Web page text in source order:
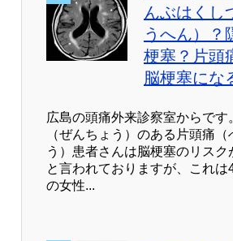
んぶはくし
うへん）？
梗塞？片頭
脳梗塞にな
広島の頭痛外来診察室からです
（ぜんちょう）のある片頭痛（
う）患者さんは脳梗塞のリスク
と言われておりますが、これは
の女性...